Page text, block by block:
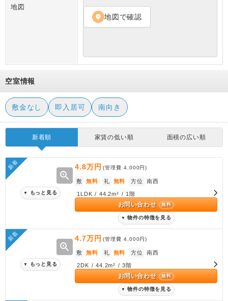
地図
location_on 地図で確認
空室情報
敷金なし 即入居可 南向き
新着順 家賃の低い順 面積の広い順
新着
zoom_in
▼ もっと見る
4.8万円 (管理費4,000円)
敷 無料 礼 無料 方位 南西
1LDK / 44.2m² / 1階
お問い合わせ 無料
▼ 物件の特徴を見る
新着
zoom_in
▼ もっと見る
4.7万円 (管理費4,000円)
敷 無料 礼 無料 方位 南西
2DK / 44.2m² / 3階
お問い合わせ 無料
▼ 物件の特徴を見る